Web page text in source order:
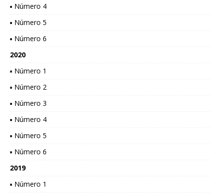
▪ Número 4
▪ Número 5
▪ Número 6
2020
▪ Número 1
▪ Número 2
▪ Número 3
▪ Número 4
▪ Número 5
▪ Número 6
2019
▪ Número 1